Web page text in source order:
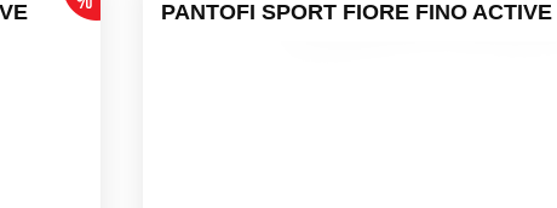
PANTOFI SPORT FIORE FINO ACTIVE